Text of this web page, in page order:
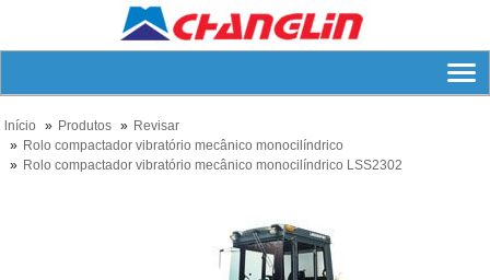
lnício Produtos
Revisar
Rolo compactador vibratório mecânico monocilíndrico
Rolo compactador vibratório mecânico monocilíndrico LSS2302